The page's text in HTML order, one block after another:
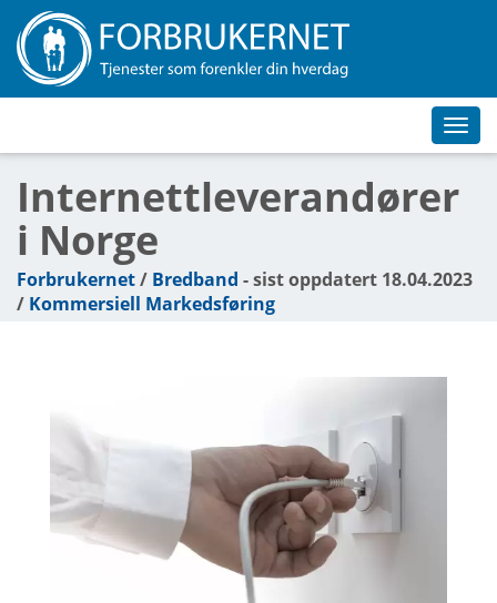
Internettleverandører
i Norge
Forbrukernet/ Bredband - sist oppdatert 18.04.2023
/ Kommersiell Markedsføring